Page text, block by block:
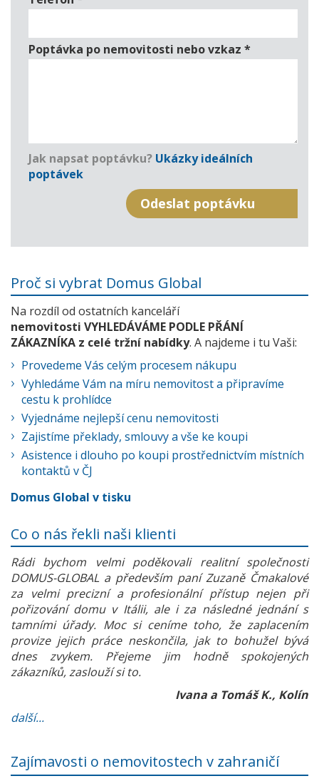
Poptávka po nemovitosti nebo vzkaz *
Jak napsat poptávku? Ukázky ideálních
poptávek
Proč si vybrat Domus Global
Na rozdíl od ostatních kanceláří
nemovitosti VYHLEDÁVÁME PODLE PŘÁNÍ
ZÁKAZNÍKA z celé tržní nabídky. A najdeme i tu Vaši:
Provedeme Vás celým procesem nákupu
Vyhledáme Vám na míru nemovitost a připravíme
cestu k prohlídce
Vyjednáme nejlepší cenu nemovitosti
Zajistíme překlady, smlouvy a vše ke koupi
Asistence i dlouho po koupi prostřednictvím místních
kontaktů v ČJ
Domus Global v tisku
Co o nás řekli naši klienti
Rádi bychom velmi poděkovali realitní společnosti
DOMUS-GLOBAL a především paní Zuzaně Čmakalové
za velmi precizní a profesionální přístup nejen při
pořizování domu v Itálii, ale i za následné jednání s
tamními úřady. Moc si ceníme toho, že zaplacením
provize jejich práce neskončila, jak to bohužel bývá
dnes zvykem. Přejeme jim hodně spokojených
zákazníků, zaslouží si to.
Ivana a Tomáš K., Kolín
další...
Zajímavosti o nemovitostech v zahraničí